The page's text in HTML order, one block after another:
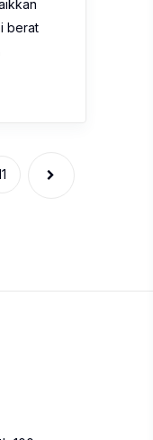
berat